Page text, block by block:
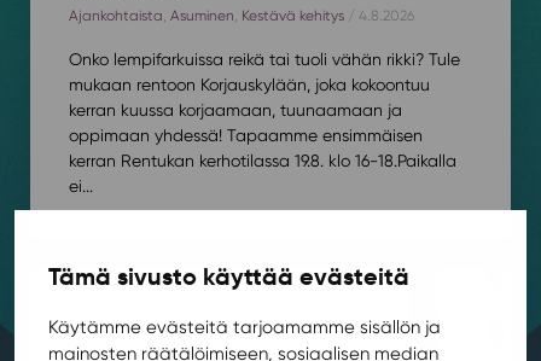
Tämä sivusto käyttää evästeitä
Käytämme evästeitä tarjoamamme sisällön ja
mainosten räätälöimiseen, sosiaalisen median
Ajankohtaista, Asuminen, Kestävä kehitys/ 4.8.2026
Onko lempifarkuissa reikä tai tuoli vähän rikki? Tule
mukaan rentoon Korjauskylään, joka kokoontuu
kerran kuussa korjaamaan, tuunaamaan ja
oppimaan yhdessä! Tapaamme ensimmäisen
kerran Rentukan kerhotilassa 19.8. klo 16-18.⁠⁠Paikalla
ei...